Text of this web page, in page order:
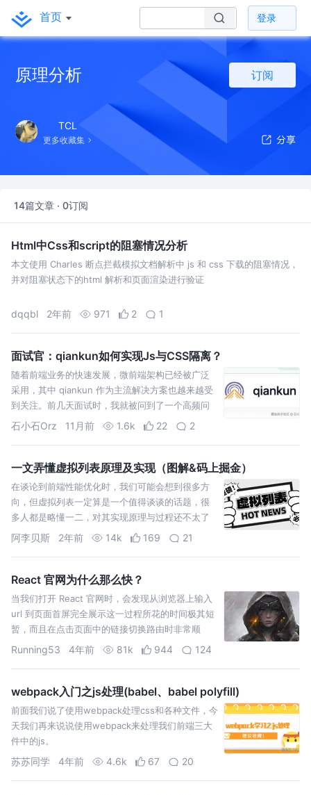
首页 登录
原理分析 订阅
TCL
更多收藏集
14篇文章 · 0订阅
Html中Css和script的阻塞情况分析
本文使用 Charles 断点拦截模拟文档解析中 js 和 css 下载的阻塞情况，
并对阻塞状态下的html 解析和页面渲染进行验证
dqqbl 2年前 971 2 1
面试官：qiankun如何实现Js与CSS隔离？
随着前端业务的快速发展，微前端架构已经被广泛
采用，其中 qiankun 作为主流解决方案也越来越受
到关注。前几天面试时，我就被问到了一个高频问
题：qiankun 是如何实现 JS 和 CSS 隔离的？
石小石Orz 11月前 1.6k 22 2
一文弄懂虚拟列表原理及实现（图解&码上掘金）
在谈论到前端性能优化时，我们可能会想到很多方
向，但虚拟列表一定算是一个值得谈谈的话题，很
多人都是略懂一二，对其实现原理与过程还不太了
解，所以当面试官问到比较细节的问题时往往语
阿李贝斯 2年前 14k 169 21
React 官网为什么那么快？
当我们打开 React 官网时，会发现从浏览器上输入
url 到页面首屏完全展示这一过程所花的时间极其短
暂，而且在点击页面中的链接切换路由时非常顺
滑，几乎页面可以做到“秒切”的效果，根本不会出现
Running53 4年前 81k 944 124
webpack入门之js处理(babel、babel polyfill)
前面我们说了使用webpack处理css和各种文件，今
天我们再来说说使用webpack来处理我们前端三大
件中的js。
苏苏同学 4年前 4.6k 67 20